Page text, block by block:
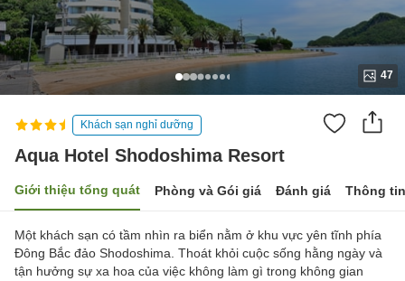
47
Khách sạn nghỉ dưỡng
Aqua Hotel Shodoshima Resort
Giới thiệu tổng quát Phòng và Gói giá Đánh giá Thông
Một khách sạn có tầm nhìn ra biển nằm ở khu vực yên tĩnh phía
Đông Bắc đảo Shodoshima. Thoát khỏi cuộc sống hằng ngày và
tận hưởng sự xa hoa của việc không làm gì trong không gian